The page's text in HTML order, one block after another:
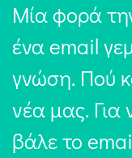
Μία φορά
ένα email
γνώση. Πού
νέα μας. Για
βάλε το